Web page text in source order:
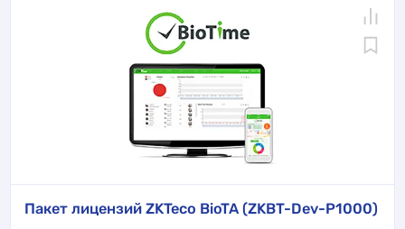
Пакет лицензий ZKTeco BioTA (ZKBT-Dev-P1000)